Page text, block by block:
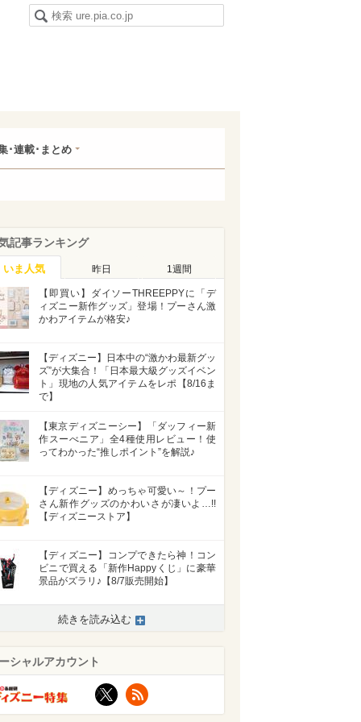
･連載･まとめ
記事ランキング
いま人気 昨日 1週間
【即買い】ダイソーTHREEPPYに「デ
ィズニー新作グッズ」登場！プーさん激
かわアイテムが格安♪
【ディズニー】日本中の“激かわ最新グッ
ズ”が大集合！「日本最大級グッズイベン
ト」現地の人気アイテムをレポ【8/16ま
で】
【東京ディズニーシー】「ダッフィー新
作スーべニア」全4種使用レビュー！使
ってわかった“推しポイント”を解説♪
【ディズニー】めっちゃ可愛い～！プー
さん新作グッズのかわいさが凄いよ…!!
【ディズニーストア】
【ディズニー】コンプできたら神！コン
ビニで買える「新作Happyくじ」に豪華
景品がズラリ♪【8/7販売開始】
続きを読み込む
シャルアカウント
X